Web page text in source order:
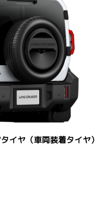
イヤ（車両装着タイヤ）